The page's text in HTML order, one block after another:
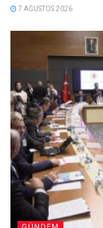
7 AĞUSTOS 2026